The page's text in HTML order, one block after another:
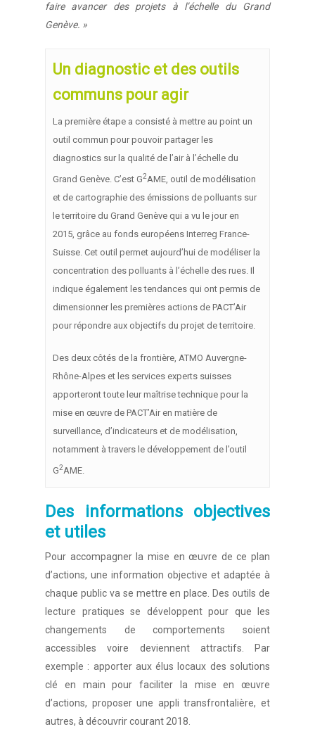
faire avancer des projets à l’échelle du Grand
Genève. »
Un diagnostic et des outils
communs pour agir
La première étape a consisté à mettre au point un
outil commun pour pouvoir partager les
diagnostics sur la qualité de l’air à l’échelle du
Grand Genève. C’est G2AME, outil de modélisation
et de cartographie des émissions de polluants sur
le territoire du Grand Genève qui a vu le jour en
2015, grâce au fonds européens Interreg France-
Suisse. Cet outil permet aujourd’hui de modéliser la
concentration des polluants à l’échelle des rues. Il
indique également les tendances qui ont permis de
dimensionner les premières actions de PACT’Air
pour répondre aux objectifs du projet de territoire.
Des deux côtés de la frontière, ATMO Auvergne-
Rhône-Alpes et les services experts suisses
apporteront toute leur maîtrise technique pour la
mise en œuvre de PACT’Air en matière de
surveillance, d’indicateurs et de modélisation,
notamment à travers le développement de l’outil
G2AME.
Des informations objectives
et utiles
Pour accompagner la mise en œuvre de ce plan
d’actions, une information objective et adaptée à
chaque public va se mettre en place. Des outils de
lecture pratiques se développent pour que les
changements de comportements soient
accessibles voire deviennent attractifs. Par
exemple : apporter aux élus locaux des solutions
clé en main pour faciliter la mise en œuvre
d’actions, proposer une appli transfrontalière, et
autres, à découvrir courant 2018.
Nos services
Nos références
Actualités
Salle de presse
Contact